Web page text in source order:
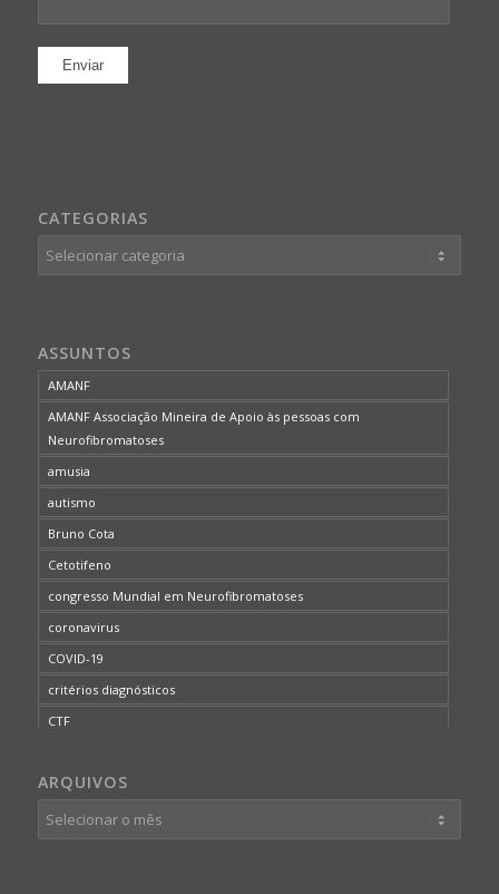
CATEGORIAS
Categorias
ASSUNTOS
AMANF
AMANF Associação Mineira de Apoio às pessoas com
Neurofibromatoses
amusia
autismo
Bruno Cota
Cetotifeno
congresso Mundial em Neurofibromatoses
coronavirus
COVID-19
critérios diagnósticos
CTF
desordem do processamento auditivo
diagnóstico
dificuldades cognitivas
ARQUIVOS